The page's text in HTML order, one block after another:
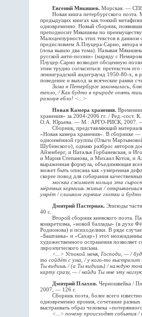
Евгений Мякишев. Морская. —
Новая книга петербургского поэта.
предыдущих книгах как тонкий
одновременно. Новый сборник,
преподносит Мякишева по
Малоцензурность этих текстов в
предисловием А.Плуцера-Сарно, автора
(пока вышло два тома). Называя
русской анти-поэзии» (наряду с
Плуцер-Сарно возводит обсценную
этим трудно согласиться: претекстом
ленинградский андеграунд 1950-80-х, в
поведение и выход за всяческие рамки
Зима в Петербурге закончилась,
тепло, / Как будто в природе опять
разинув ебло! <...>
Новая Камера хранения.
хранения» за 2004-2006 гг. / Ред.-сост.
О.А. Юрьева. — М.: АРГО-РИСК, 2007.
Сборник, представляющий
«Новая камера хранения». В сборнике —
одноимённой группы (Ольги
Шубинского), однако разброс авторов
Айзенберг, и Наталья Горбаневская, и
и Мария Степанова, и Михаил Котов, и
выраженная формула, объединяющая
может быть описана как «умеренная
скорее повод для собирания
москва сжимает кольца эта
мёртвых кормишь живых /
умрёт / слишком горячие глотки и
Дмитрий Пастернак. Эпизоды
40 с.
Второй сборник киевского поэта.
конкретизма, «новой баллады» (в духе
Родионова) и психоделики. В ряде
«Баштанка» и «Сахар») этот
художественного остранения позволяет
лироэпического письма.
<...> Успокой меня, Господи, — /
то сойдёт с ума, / у кого-то выстрелит
Ты видишь / (а Ты видишь) / каждую
карту сразу, — / найди Ты мне эту
Дмитрий Плахов. Черношвейка /
2007, — 126 с.
Сборник поэта, более всего
одновременно ирония, сочетание
выстраивать образ человека
<...> почему происходят события